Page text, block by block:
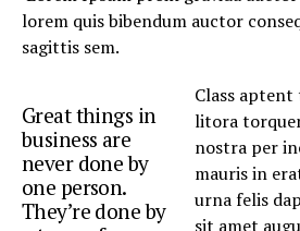
lorem quis bibendum auctor
sagittis sem.
Great things in
business are
never done by
one person.
They’re done by
Class aptent
litora
nostra per
mauris in
urna felis
sit amet